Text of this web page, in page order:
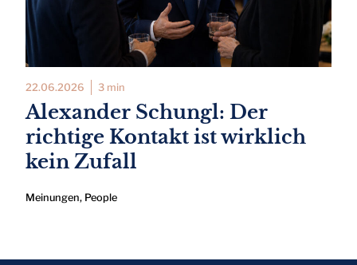
22.06.2026 3 min
Alexander Schungl: Der
richtige Kontakt ist wirklich
kein Zufall
Meinungen, People